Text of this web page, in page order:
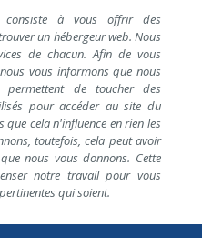
consiste à vous offrir des
un hébergeur web. Nous
de chacun. Afin de vous
vous informons que nous
de toucher des
pour accéder au site du
cela n'influence en rien les
toutefois, cela peut avoir
nous vous donnons. Cette
notre travail pour vous
qui soient.